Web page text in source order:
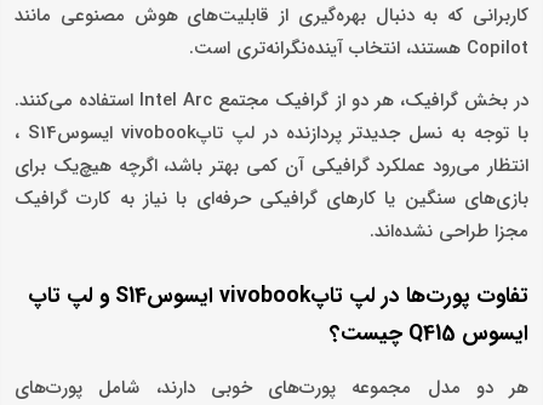
کاربرانی که به دنبال بهره‌گیری از قابلیت‌های هوش مصنوعی مانند
Copilot هستند، انتخاب آینده‌نگرانه‌تری است.
در بخش گرافیک، هر دو از گرافیک مجتمع Intel Arc استفاده می‌کنند.
با توجه به نسل جدیدتر پردازنده در لپ تاپvivobook ایسوسS14 ،
انتظار می‌رود عملکرد گرافیکی آن کمی بهتر باشد، اگرچه هیچ‌یک برای
بازی‌های سنگین یا کارهای گرافیکی حرفه‌ای با نیاز به کارت گرافیک
مجزا طراحی نشده‌اند.
تفاوت پورت‌ها در لپ تاپvivobook ایسوسS14 و لپ تاپ
ایسوس Q415 چیست؟
هر دو مدل مجموعه پورت‌های خوبی دارند، شامل پورت‌های